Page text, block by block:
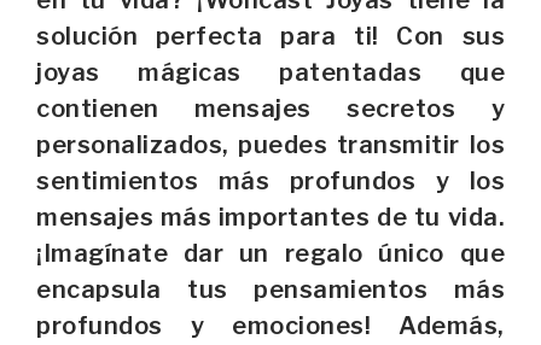
solución perfecta para ti! Con sus
joyas mágicas patentadas que
contienen mensajes secretos y
personalizados, puedes transmitir los
sentimientos más profundos y los
mensajes más importantes de tu vida.
¡Imagínate dar un regalo único que
encapsula tus pensamientos más
profundos y emociones! Además,